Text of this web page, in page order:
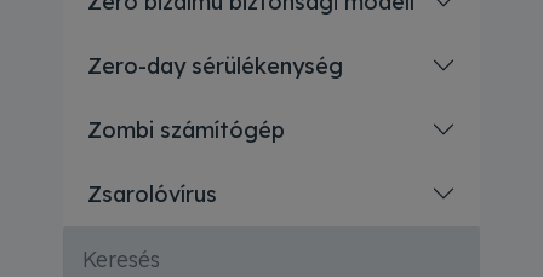
Zero-day sérülékenység
Zombi számítógép
Zsarolóvírus
Keresés